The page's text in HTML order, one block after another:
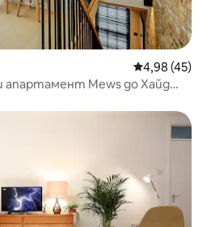
Средна
4,98 (45)
апартамент Mews до Хайд